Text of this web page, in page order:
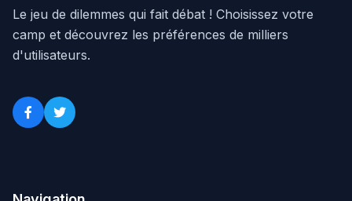
Le jeu de dilemmes qui fait débat ! Choisissez votre
camp et découvrez les préférences de milliers
d'utilisateurs.